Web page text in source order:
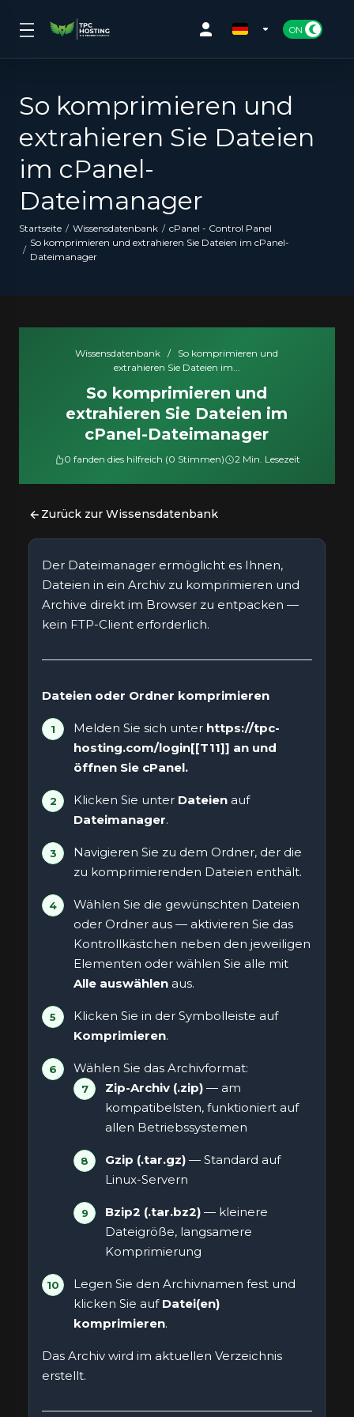
So komprimieren und
extrahieren Sie Dateien
im cPanel-
Dateimanager
Startseite Wissensdatenbank
cPanel - Control Panel
So komprimieren und extrahieren Sie Dateien im cPanel-
Dateimanager
Wissensdatenbank /
So komprimieren und
extrahieren Sie Dateien im...
So komprimieren und
extrahieren Sie Dateien im
cPanel-Dateimanager
0 fanden dies hilfreich (0 Stimmen) 2 Min. Lesezeit
Zurück zur Wissensdatenbank
Der Dateimanager ermöglicht es Ihnen,
Dateien in ein Archiv zu komprimieren und
Archive direkt im Browser zu entpacken —
kein FTP-Client erforderlich.
Dateien oder Ordner komprimieren
Melden Sie sich unter https://tpc-
hosting.com/login[[T11]] an und
öffnen Sie cPanel.
Klicken Sie unter Dateien auf
Dateimanager.
Navigieren Sie zu dem Ordner, der die
zu komprimierenden Dateien enthält.
Wählen Sie die gewünschten Dateien
oder Ordner aus — aktivieren Sie das
Kontrollkästchen neben den jeweiligen
Elementen oder wählen Sie alle mit
Alle auswählen aus.
Klicken Sie in der Symbolleiste auf
Komprimieren.
Wählen Sie das Archivformat:
Zip-Archiv (.zip) — am
kompatibelsten, funktioniert auf
allen Betriebssystemen
Gzip (.tar.gz) — Standard auf
Linux-Servern
Bzip2 (.tar.bz2) — kleinere
Dateigröße, langsamere
Komprimierung
Legen Sie den Archivnamen fest und
klicken Sie auf Datei(en)
komprimieren.
Das Archiv wird im aktuellen Verzeichnis
erstellt.